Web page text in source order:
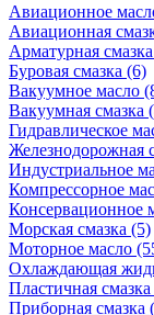
Авиационное
Авиационная
Арматурная
Буровая смазка (6)
Вакуумное масло
Вакуумная смазка
Гидравлическое
Железнодорожная
Индустриальное
Компрессорное
Консервационное
Морская смазка (5)
Моторное масло
Охлаждающая
Пластичная
Приборная смазка